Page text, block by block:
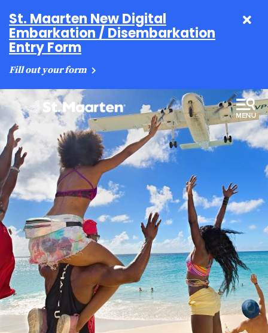
St. Maarten New Digital
Embarkation / Disembarkation
Entry Form
Fill out your form